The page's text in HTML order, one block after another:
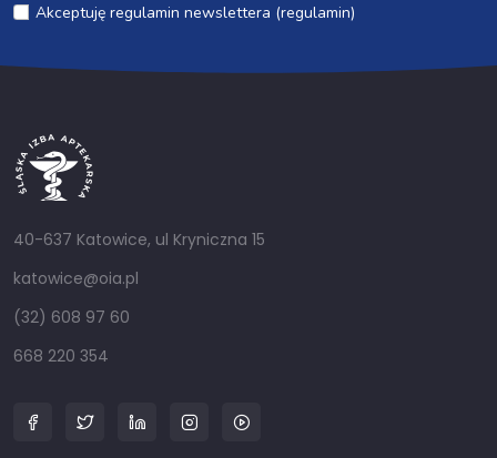
Akceptuję regulamin newslettera (regulamin)
40-637 Katowice, ul Kryniczna 15
katowice@oia.pl
(32) 608 97 60
668 220 354